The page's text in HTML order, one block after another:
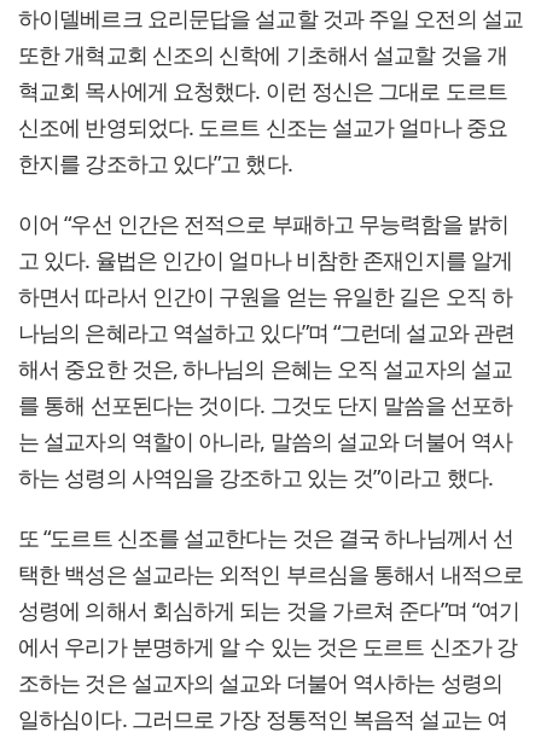
하이델베르크 요리문답을 설교할 것과 주일 오전의 설교
또한 개혁교회 신조의 신학에 기초해서 설교할 것을 개
혁교회 목사에게 요청했다. 이런 정신은 그대로 도르트
신조에 반영되었다. 도르트 신조는 설교가 얼마나 중요
한지를 강조하고 있다”고 했다.
이어 “우선 인간은 전적으로 부패하고 무능력함을 밝히
고 있다. 율법은 인간이 얼마나 비참한 존재인지를 알게
하면서 따라서 인간이 구원을 얻는 유일한 길은 오직 하
나님의 은혜라고 역설하고 있다”며 “그런데 설교와 관련
해서 중요한 것은, 하나님의 은혜는 오직 설교자의 설교
를 통해 선포된다는 것이다. 그것도 단지 말씀을 선포하
는 설교자의 역할이 아니라, 말씀의 설교와 더불어 역사
하는 성령의 사역임을 강조하고 있는 것”이라고 했다.
또 “도르트 신조를 설교한다는 것은 결국 하나님께서 선
택한 백성은 설교라는 외적인 부르심을 통해서 내적으로
성령에 의해서 회심하게 되는 것을 가르쳐 준다”며 “여기
에서 우리가 분명하게 알 수 있는 것은 도르트 신조가 강
조하는 것은 설교자의 설교와 더불어 역사하는 성령의
일하심이다. 그러므로 가장 정통적인 복음적 설교는 여